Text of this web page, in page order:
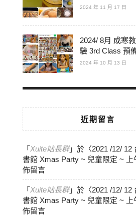
2024 年 11 月 17 日
2024/ 8月 成寒
驗 3rd Class 預
2024 年 10 月 13 日
近期留言
「 Xuite站長群」於〈2021 /12/ 12
書館 Xmas Party ~ 兒童限定 ~ 上
佈留言
「 Xuite站長群」於〈2021 /12/ 12
書館 Xmas Party ~ 兒童限定 ~ 上
佈留言